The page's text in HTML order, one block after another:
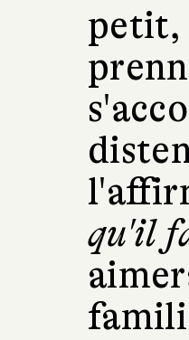
petit,
qu'il